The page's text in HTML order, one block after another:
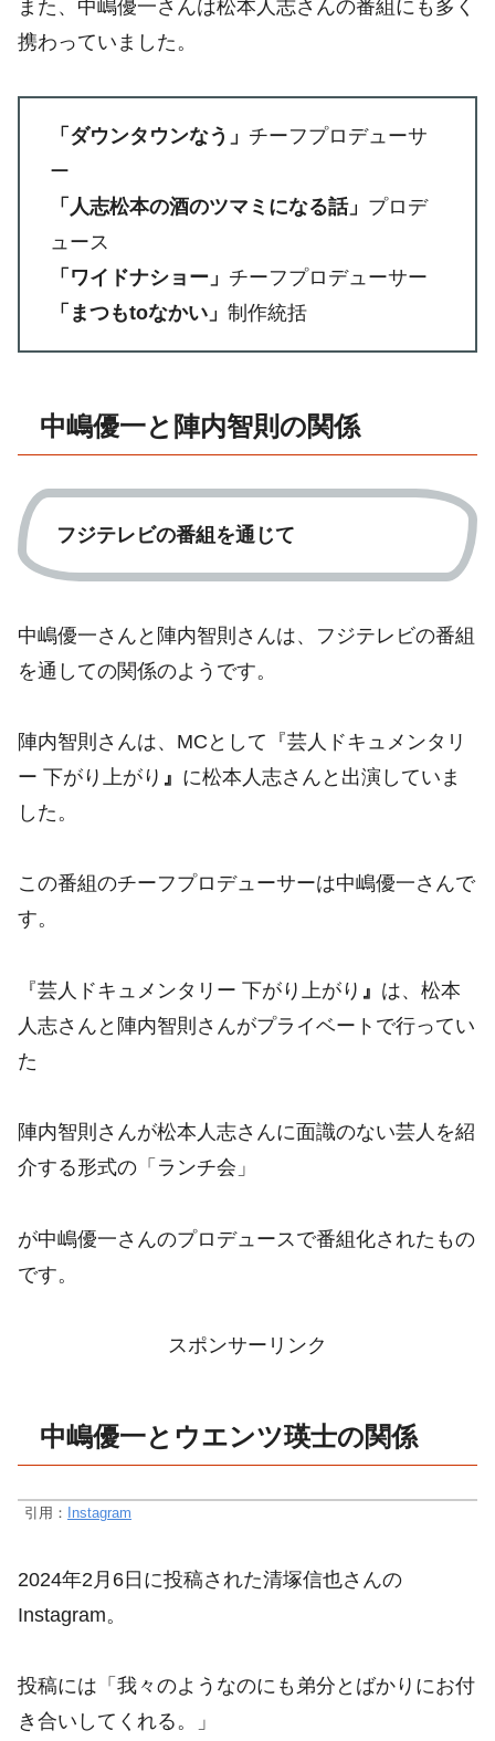
また、中嶋優一さんは松本人志さんの番組にも多く
携わっていました。
「ダウンタウンなう」 チーフプロデューサ
ー
「人志松本の酒のツマミになる話」 プロデ
ュース
「ワイドナショー」 チーフプロデューサー
「まつもtoなかい」 制作統括
中嶋優一と陣内智則の関係
フジテレビの番組を通じて
中嶋優一さんと陣内智則さんは、フジテレビの番組
を通しての関係のようです。
陣内智則さんは、MCとして『芸人ドキュメンタリ
ー 下がり上がり 』 に松本人志さんと出演していま
した。
この番組のチーフプロデューサーは中嶋優一さんで
す。
『芸人ドキュメンタリー 下がり上がり 』 は、松本
人志さんと陣内智則さんがプライベートで行ってい
た
陣内智則さんが松本人志さんに面識のない芸人を紹
介する形式の「ランチ会」
が中嶋優一さんのプロデュースで番組化されたもの
です。
スポンサーリンク
中嶋優一とウエンツ瑛士の関係
引用： Instagram
2024年2月6日に投稿された清塚信也さんの
Instagram。
投稿には「我々のようなのにも弟分とばかりにお付
き合いしてくれる。」